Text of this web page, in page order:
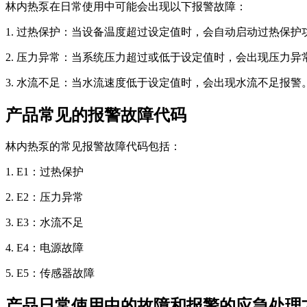
林内热泵在日常使用中可能会出现以下报警故障：
1. 过热保护：当设备温度超过设定值时，会自动启动过热保护
2. 压力异常：当系统压力超过或低于设定值时，会出现压力异
3. 水流不足：当水流速度低于设定值时，会出现水流不足报警。
产品常见的报警故障代码
林内热泵的常见报警故障代码包括：
1. E1：过热保护
2. E2：压力异常
3. E3：水流不足
4. E4：电源故障
5. E5：传感器故障